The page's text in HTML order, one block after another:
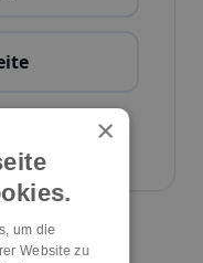
×
um die
Website zu